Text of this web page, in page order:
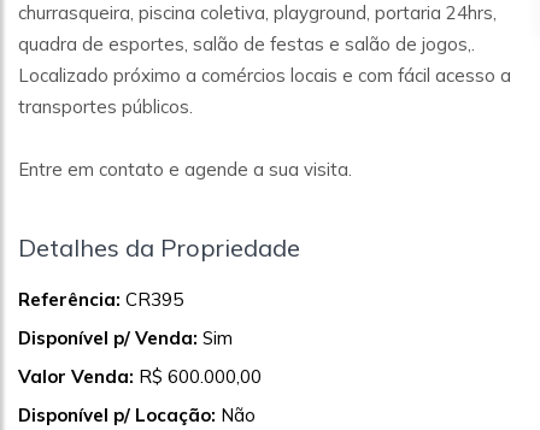
churrasqueira, piscina coletiva, playground, portaria 24hrs,
quadra de esportes, salão de festas e salão de jogos,.
Localizado próximo a comércios locais e com fácil acesso a
transportes públicos.
Entre em contato e agende a sua visita.
Detalhes da Propriedade
Referência: CR395
Disponível p/ Venda: Sim
Valor Venda: R$ 600.000,00
Disponível p/ Locação: Não